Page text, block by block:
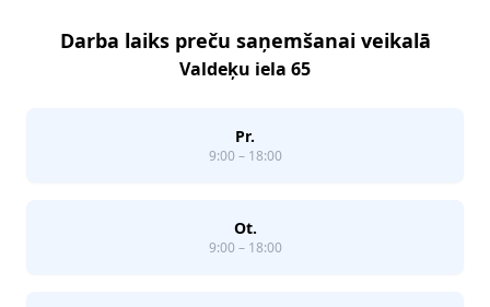
Darba laiks preču saņemšanai veikalā
Valdeķu iela 65
Pr.
9:00 – 18:00
Ot.
9:00 – 18:00